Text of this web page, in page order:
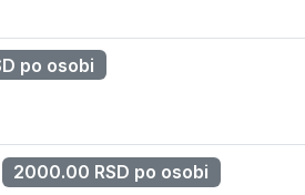
po osobi
2000.00 RSD po osobi